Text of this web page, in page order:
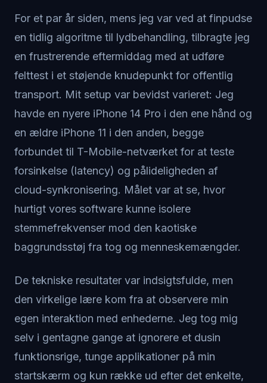
For et par år siden, mens jeg var ved at finpudse
en tidlig algoritme til lydbehandling, tilbragte jeg
en frustrerende eftermiddag med at udføre
felttest i et støjende knudepunkt for offentlig
transport. Mit setup var bevidst varieret: Jeg
havde en nyere iPhone 14 Pro i den ene hånd og
en ældre iPhone 11 i den anden, begge
forbundet til T-Mobile-netværket for at teste
forsinkelse (latency) og pålideligheden af
cloud-synkronisering. Målet var at se, hvor
hurtigt vores software kunne isolere
stemmefrekvenser mod den kaotiske
baggrundsstøj fra tog og menneskemængder.
De tekniske resultater var indsigtsfulde, men
den virkelige lære kom fra at observere min
egen interaktion med enhederne. Jeg tog mig
selv i gentagne gange at ignorere et dusin
funktionsrige, tunge applikationer på min
startskærm og kun række ud efter det enkelte,